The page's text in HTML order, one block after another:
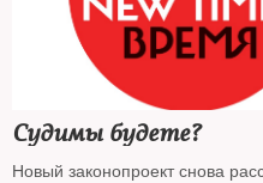
Судимы будете?
Новый законопроект снова